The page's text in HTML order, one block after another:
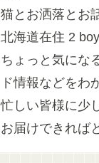
猫とお洒落とお
北海道在住 2
ちょっと気にな
ド情報などをわ
忙しい皆様に少
お届けできれば